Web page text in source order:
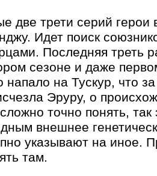
две трети серий
Идет поиск
Последняя треть
сезоне и даже
напало на Тускур, что
Эруру, о
точно понять,
внешнее
указывают на иное.
там.